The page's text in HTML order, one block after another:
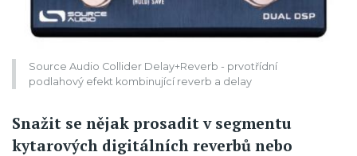
Source Audio Collider Delay+Reverb - prvotřídní
podlahový efekt kombinující reverb a delay
Snažit se nějak prosadit v segmentu
kytarových digitálních reverbů nebo